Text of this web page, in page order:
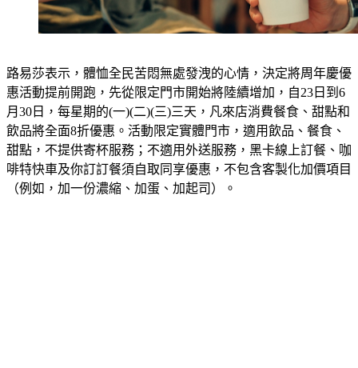
路易莎表示，體恤全民苦悶無處發洩的心情，決定將周年慶優
惠活動提前開跑，先從限定門市開始將陸續增加，自23日到6
月30日，每星期的(一)(二)(三)三天，凡來店消費餐食、甜點和
飲品將全面8折優惠。活動限定實體門市，適用飲品、餐食、
甜點，不提供寄杯服務；不適用外送服務，黑卡線上訂餐、咖
啡特快車及你訂訂餐須自取同享優惠，不包含客製化加價項目
（例如，加一份濃縮、加蛋、加起司）。